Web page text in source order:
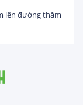
Nam đạt gần 25 tỷ